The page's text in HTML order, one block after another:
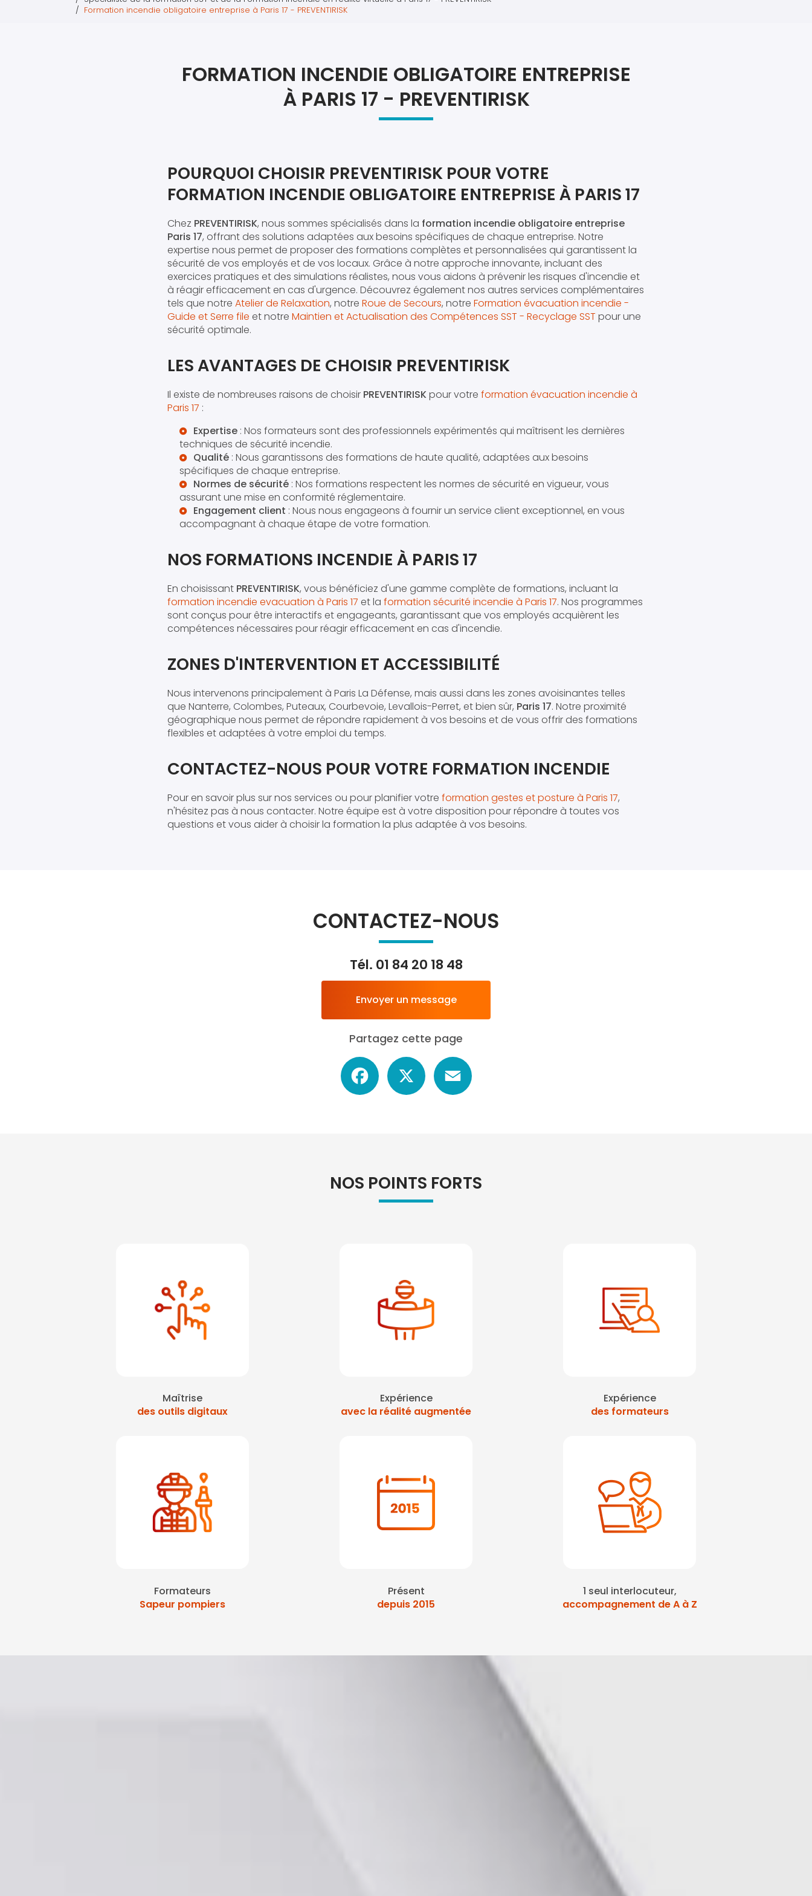
Formation incendie obligatoire entreprise à Paris 17 - PREVENTIRISK
FORMATION INCENDIE OBLIGATOIRE ENTREPRISE
À PARIS 17 - PREVENTIRISK
POURQUOI CHOISIR PREVENTIRISK POUR VOTRE
FORMATION INCENDIE OBLIGATOIRE ENTREPRISE À PARIS 17
Chez PREVENTIRISK, nous sommes spécialisés dans la formation incendie obligatoire entreprise
Paris 17, offrant des solutions adaptées aux besoins spécifiques de chaque entreprise. Notre
expertise nous permet de proposer des formations complètes et personnalisées qui garantissent la
sécurité de vos employés et de vos locaux. Grâce à notre approche innovante, incluant des
exercices pratiques et des simulations réalistes, nous vous aidons à prévenir les risques d'incendie et
à réagir efficacement en cas d'urgence. Découvrez également nos autres services complémentaires
tels que notre Atelier de Relaxation, notre Roue de Secours, notre Formation évacuation incendie -
Guide et Serre file et notre Maintien et Actualisation des Compétences SST - Recyclage SST pour une
sécurité optimale.
LES AVANTAGES DE CHOISIR PREVENTIRISK
Il existe de nombreuses raisons de choisir PREVENTIRISKpour votre formation évacuation incendie à
Paris 17 :
Expertise : Nos formateurs sont des professionnels expérimentés qui maîtrisent les dernières
techniques de sécurité incendie.
Qualité : Nous garantissons des formations de haute qualité, adaptées aux besoins
spécifiques de chaque entreprise.
Normes de sécurité : Nos formations respectent les normes de sécurité en vigueur, vous
assurant une mise en conformité réglementaire.
Engagement client : Nous nous engageons à fournir un service client exceptionnel, en vous
accompagnant à chaque étape de votre formation.
NOS FORMATIONS INCENDIE À PARIS 17
En choisissant PREVENTIRISK, vous bénéficiez d'une gamme complète de formations, incluant la
formation incendie evacuation à Paris 17 et la formation sécurité incendie à Paris 17. Nos programmes
sont conçus pour être interactifs et engageants, garantissant que vos employés acquièrent les
compétences nécessaires pour réagir efficacement en cas d'incendie.
ZONES D'INTERVENTION ET ACCESSIBILITÉ
Nous intervenons principalement à Paris La Défense, mais aussi dans les zones avoisinantes telles
que Nanterre, Colombes, Puteaux, Courbevoie, Levallois-Perret, et bien sûr, Paris 17. Notre proximité
géographique nous permet de répondre rapidement à vos besoins et de vous offrir des formations
flexibles et adaptées à votre emploi du temps.
CONTACTEZ-NOUS POUR VOTRE FORMATION INCENDIE
Pour en savoir plus sur nos services ou pour planifier votre formation gestes et posture à Paris 17,
n'hésitez pas à nous contacter. Notre équipe est à votre disposition pour répondre à toutes vos
questions et vous aider à choisir la formation la plus adaptée à vos besoins.
CONTACTEZ-NOUS
Tél. 01 84 20 18 48
Envoyer un message
Partagez cette page
Facebook
NOS POINTS FORTS
Maîtrise
des outils digitaux
Expérience
avec la réalité augmentée
Expérience
des formateurs
Formateurs
Sapeur pompiers
Présent
depuis 2015
1 seul interlocuteur,
accompagnement de A à Z